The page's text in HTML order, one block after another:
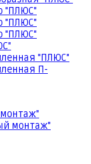
"ПЛЮС"
"ПЛЮС"
"ПЛЮС"
"ПЛЮС"
П-
монтаж"